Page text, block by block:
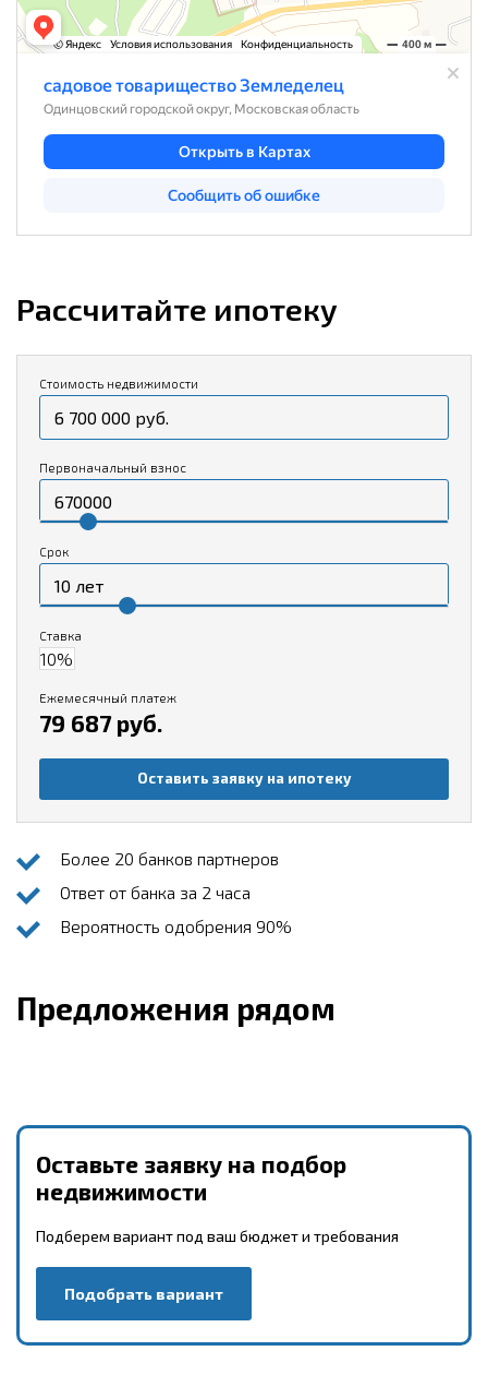
Рассчитайте ипотеку
Стоимость недвижимости
Первоначальный взнос
Срок
Ставка
Ежемесячный платеж
79 687 руб.
Оставить заявку на ипотеку
Более 20 банков партнеров
Ответ от банка за 2 часа
Вероятность одобрения 90%
Предложения рядом
Оставьте заявку на подбор
недвижимости
Подберем вариант под ваш бюджет и требования
Подобрать вариант